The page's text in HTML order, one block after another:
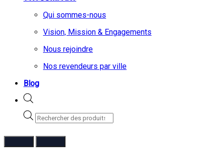
Qui sommes-nous
Vision, Mission & Engagements
Nous rejoindre
Nos revendeurs par ville
Blog
Recherche
de